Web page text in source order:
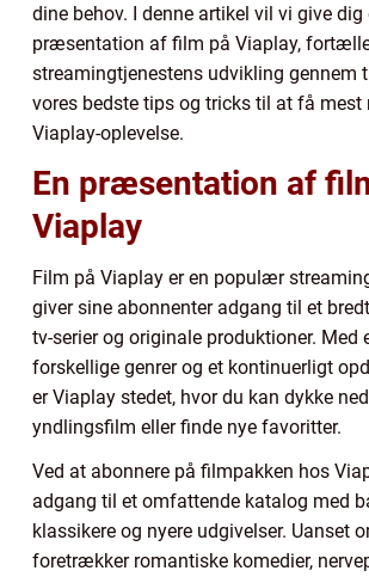
dine behov. I denne artikel vil vi give dig
præsentation af film på Viaplay,
streamingtjenestens udvikling gennem
vores bedste tips og tricks til at få
Viaplay-oplevelse.
En præsentation af
Viaplay
Film på Viaplay er en populær
giver sine abonnenter adgang til et
tv-serier og originale produktioner.
forskellige genrer og et kontinuerligt
er Viaplay stedet, hvor du kan dykke
yndlingsfilm eller finde nye favoritter.
Ved at abonnere på filmpakken hos
adgang til et omfattende katalog med
klassikere og nyere udgivelser. Uanset
foretrækker romantiske komedier,